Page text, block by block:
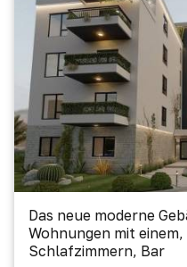
Das neue moderne
Wohnungen mit
Schlafzimmern, Bar